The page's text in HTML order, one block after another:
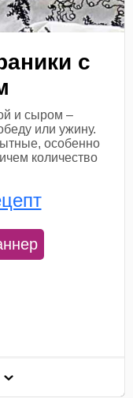
с
и сыром –
или ужину.
особенно
количество